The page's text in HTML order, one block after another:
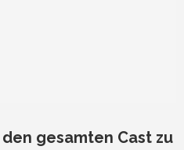
gesamten Cast zu